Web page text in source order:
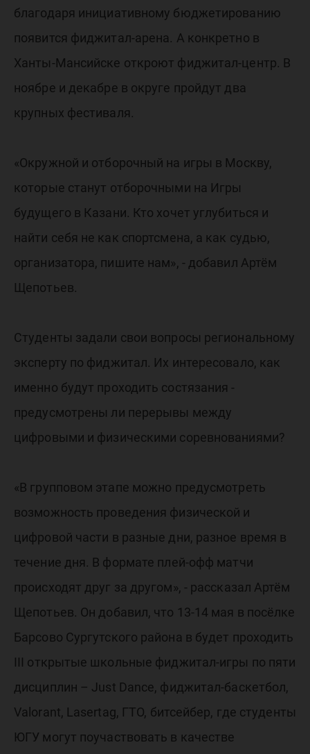
благодаря инициативному бюджетированию
появится фиджитал-арена. А конкретно в
Ханты-Мансийске откроют фиджитал-центр. В
ноябре и декабре в округе пройдут два
крупных фестиваля.
«Окружной и отборочный на игры в Москву,
которые станут отборочными на Игры
будущего в Казани. Кто хочет углубиться и
найти себя не как спортсмена, а как судью,
организатора, пишите нам», - добавил Артём
Щепотьев.
Студенты задали свои вопросы региональному
эксперту по фиджитал. Их интересовало, как
именно будут проходить состязания -
предусмотрены ли перерывы между
цифровыми и физическими соревнованиями?
«В групповом этапе можно предусмотреть
возможность проведения физической и
цифровой части в разные дни, разное время в
течение дня. В формате плей-офф матчи
происходят друг за другом», - рассказал Артём
Щепотьев. Он добавил, что 13-14 мая в посёлке
Барсово Сургутского района в будет проходить
III открытые школьные фиджитал-игры по пяти
дисциплин – Just Dance, фиджитал-баскетбол,
Valorant, Lasertag, ГТО, битсейбер, где студенты
ЮГУ могут поучаствовать в качестве